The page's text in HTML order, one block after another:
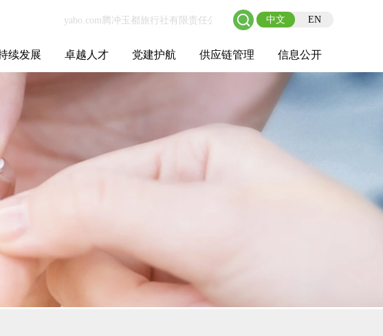
中文 EN
续发展
报告
标信息
卓越人才 党建护航 供应链管理 信息公开
基本信息
管理架构
人事薪酬
经营成果
重大事项